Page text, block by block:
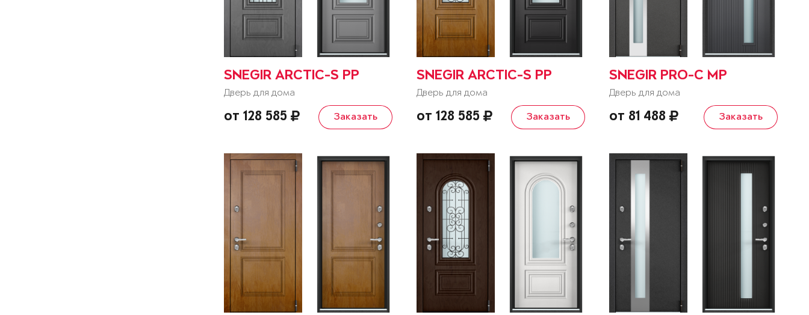
SNEGIR ARCTIC-S PP
Дверь для дома
от 128 585 Заказать
SNEGIR ARCTIC-S PP
Дверь для дома
от 128 585 Заказать
SNEGIR PRO-C MP
Дверь для дома
от 81 488 Заказать